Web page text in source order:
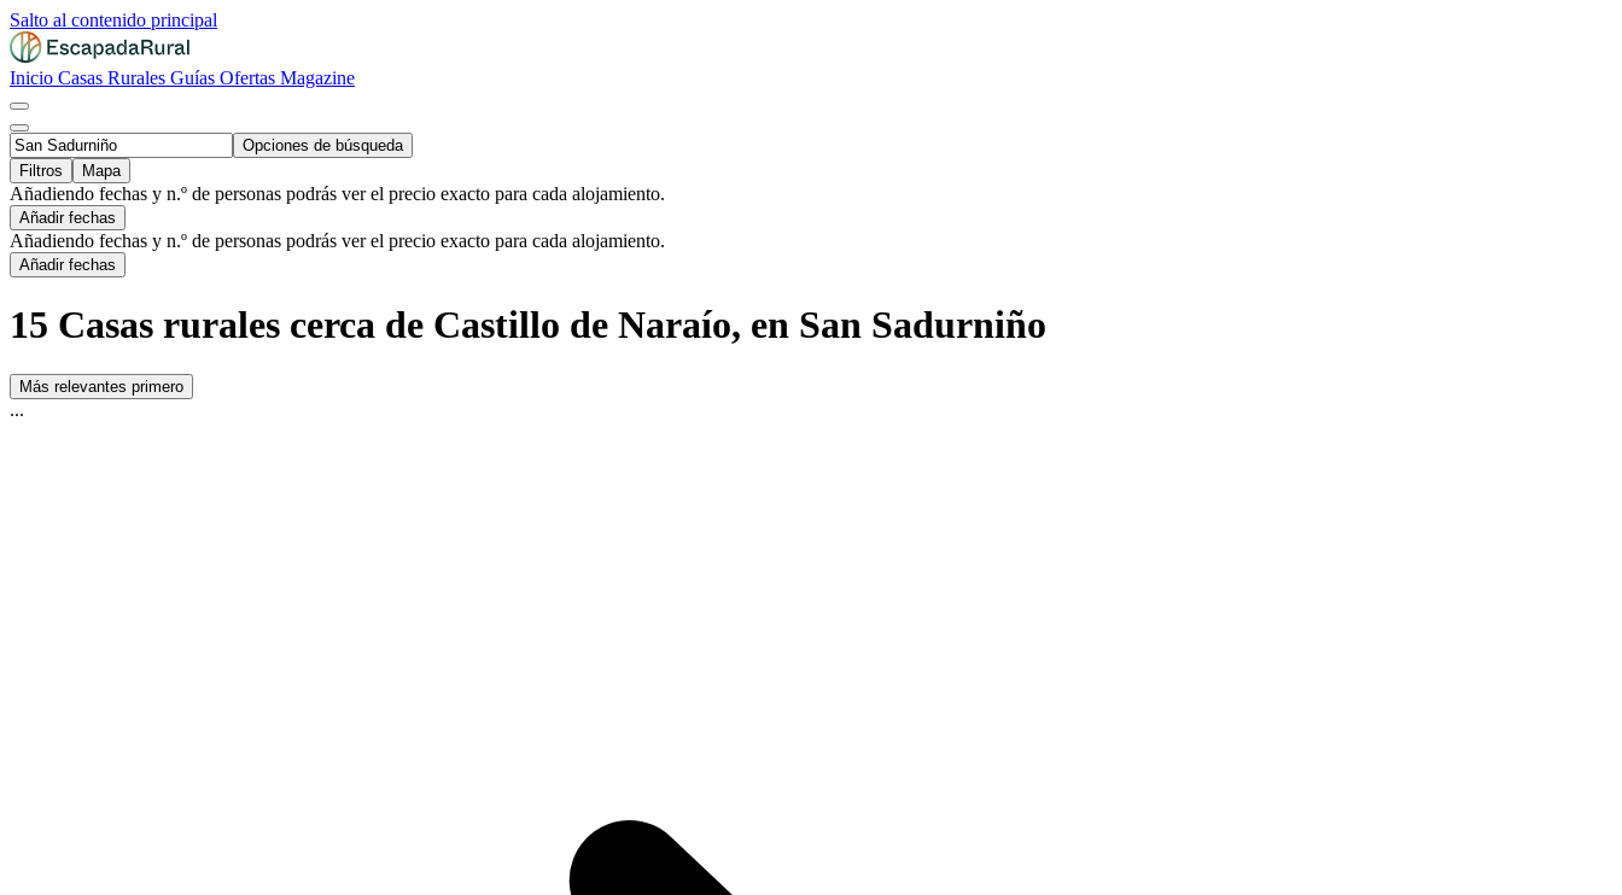
Salto al contenido principal
Inicio Casas Rurales Guías Ofertas Magazine
Opciones de búsqueda
Filtros
Mapa
Añadiendo fechas y n.º de personas podrás ver el precio exacto para cada alojamiento.
Añadir fechas
Añadiendo fechas y n.º de personas podrás ver el precio exacto para cada alojamiento.
Añadir fechas
15 Casas rurales cerca de Castillo de Naraío, en San Sadurniño
Más relevantes primero
...